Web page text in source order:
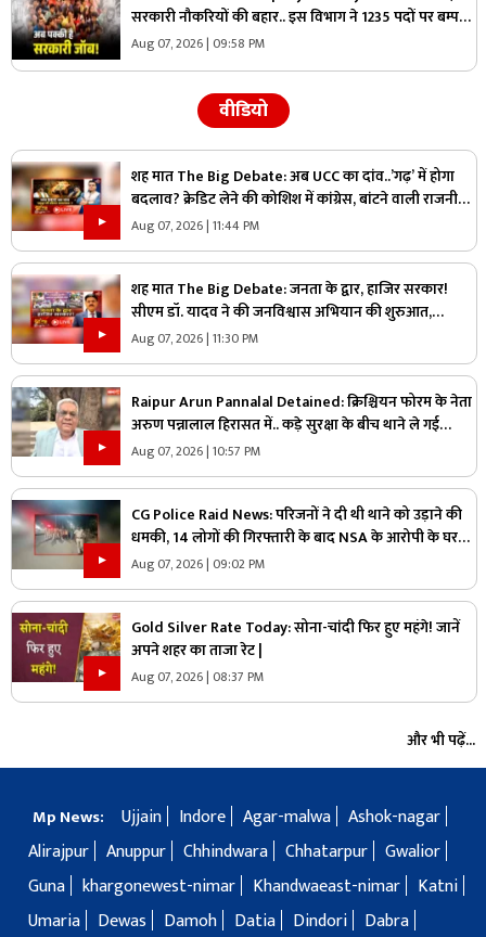
सरकारी नौकरियों की बहार.. इस विभाग ने 1235 पदों पर बम्पर
भर्ती, डाटा एंट्री ऑपरेटर के ही 400 पद
Aug 07, 2026 | 09:58 PM
वीडियो
शह मात The Big Debate: अब UCC का दांव..’गढ़’ में होगा
बदलाव? क्रेडिट लेने की कोशिश में कांग्रेस, बांटने वाली राजनीति
पर क्या है सरकार का जवाब?
Aug 07, 2026 | 11:44 PM
शह मात The Big Debate: जनता के द्वार, हाजिर सरकार!
सीएम डॉ. यादव ने की जनविश्वास अभियान की शुरुआत,
जनविश्वास मुहीम से क्या मजबूत होगी जमीनी पकड़
Aug 07, 2026 | 11:30 PM
Raipur Arun Pannalal Detained: क्रिश्चियन फोरम के नेता
अरुण पन्नालाल हिरासत में.. कड़े सुरक्षा के बीच थाने ले गई
पुलिस, जानें क्या है आरोप
Aug 07, 2026 | 10:57 PM
CG Police Raid News: परिजनों ने दी थी थाने को उड़ाने की
धमकी, 14 लोगों की गिरफ्तारी के बाद NSA के आरोपी के घर
पुलिस ने मारा छापा, जांच में मिली ये चौंकाने वाली चीज
Aug 07, 2026 | 09:02 PM
Gold Silver Rate Today: सोना-चांदी फिर हुए महंगे! जानें
अपने शहर का ताजा रेट |
Aug 07, 2026 | 08:37 PM
और भी पढ़ें...
Mp News: Ujjain Indore Agar-malwa Ashok-nagar
Alirajpur Anuppur Chhindwara Chhatarpur Gwalior
Guna khargonewest-nimar Khandwaeast-nimar
Katni
Umaria
Dewas Damoh Datia Dindori
Dabra